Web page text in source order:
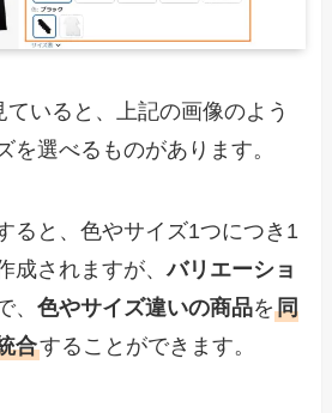
いると、上記の画像のよう
を選べるものがあります。
ると、色やサイズ1つにつき1
成されますが、バリエーショ
、色やサイズ違いの商品を同
合することができます。